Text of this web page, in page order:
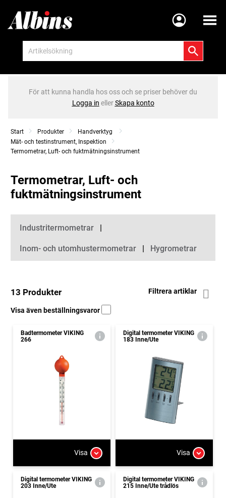
Meny
För att kunna handla hos oss och se priser behöver du
Logga in ellerSkapa konto
Start Produkter
Handverktyg
Mät- och testinstrument, Inspektion
Termometrar, Luft- och fuktmätningsinstrument
Termometrar, Luft- och
fuktmätningsinstrument
Kategorier
Industritermometrar
Inom- och utomhustermometrar Hygrometrar
13 Produkter Filtrera artiklar
Visa även beställningsvaror
Badtermometer VIKING
266
Visa
Digital termometer VIKING
183 Inne/Ute
Visa
Digital termometer VIKING
203 Inne/Ute
Digital termometer VIKING
215 Inne/Ute trådlös